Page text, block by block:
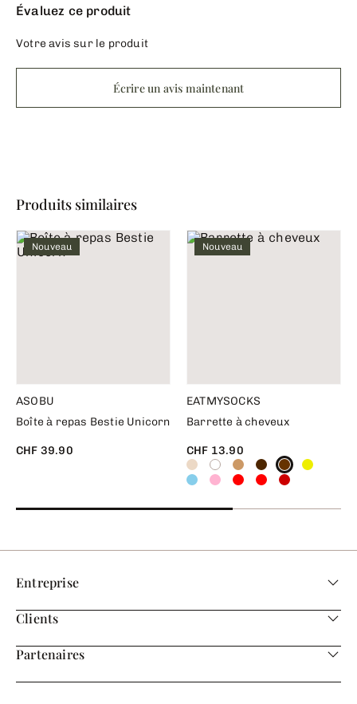
Évaluez ce produit
Votre avis sur le produit
Écrire un avis maintenant
Produits similaires
Nouveau
ASOBU
Boîte à repas Bestie Unicorn
CHF 39.90
Nouveau
EATMYSOCKS
Barrette à cheveux
CHF 13.90
Entreprise
Clients
Partenaires